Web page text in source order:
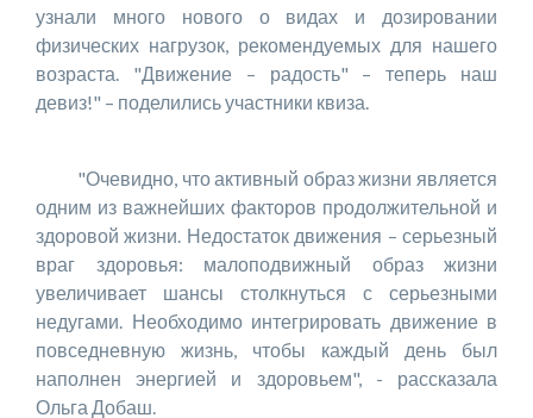
узнали много нового о видах и дозировании
физических нагрузок, рекомендуемых для нашего
возраста. "Движение – радость" – теперь наш
девиз!" – поделились участники квиза.
"Очевидно, что активный образ жизни является
одним из важнейших факторов продолжительной и
здоровой жизни. Недостаток движения – серьезный
враг здоровья: малоподвижный образ жизни
увеличивает шансы столкнуться с серьезными
недугами. Необходимо интегрировать движение в
повседневную жизнь, чтобы каждый день был
наполнен энергией и здоровьем", - рассказала
Ольга Добаш.